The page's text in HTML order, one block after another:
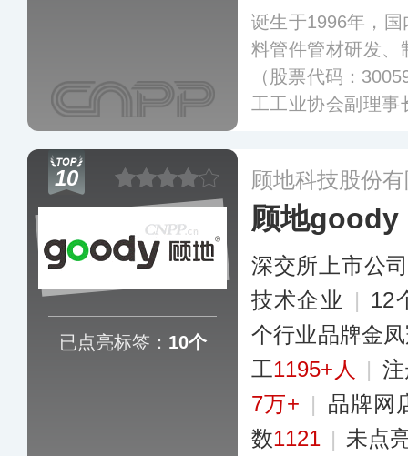
诞生于1996年，
料管件管材研发、
（股票代码：
工工业协会副理事
管、低烟难燃PVC
政给排水（排污
更多
10
已点亮标签： 10个
顾地科技股份
顾地goody
深交所上市公
技术企业 | 12
个行业品牌金
工1195+人 |
7万+ | 品牌网
数1121 | 未点